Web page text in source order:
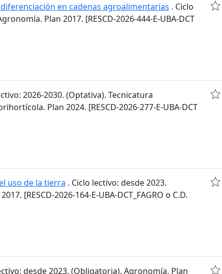
en cadenas agroalimentarias . Ciclo
Plan 2017. [RESCD-2026-444-E-UBA-DCT
2026-2030. (Optativa). Tecnicatura
Plan 2024. [RESCD-2026-277-E-UBA-DCT
uso de la tierra . Ciclo lectivo: desde 2023.
[RESCD-2026-164-E-UBA-DCT_FAGRO o C.D.
desde 2023. (Obligatoria). Agronomía. Plan